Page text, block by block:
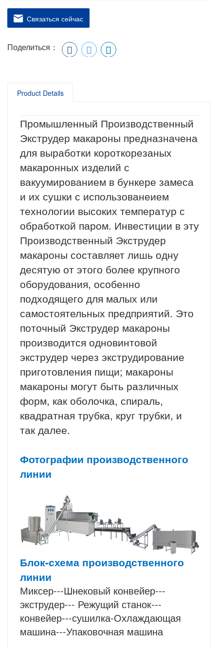
Связаться сейчас
Поделиться：
Product Details
Промышленный Производственный
Экструдер макароны предназначена
для выработки короткорезаных
макаронных изделий с
вакуумированием в бункере замеса
и их сушки с использованеием
технологии высоких температур с
обработкой паром. Инвестиции в эту
Производственный Экструдер
макароны составляет лишь одну
десятую от этого более крупного
оборудования, особенно
подходящего для малых или
самостоятельных предприятий. Это
поточный Экструдер макароны
производится одновинтовой
экструдер через экструдирование
приготовления пищи; макароны
макароны могут быть различных
форм, как оболочка, спираль,
квадратная трубка, круг трубки, и
так далее.
Фотографии производственного
линии
Блок-схема производственного
линии
Миксер---Шнековый конвейер---
экструдер--- Режущий станок---
конвейер---сушилка-Охлаждающая
машина---Упаковочная машина